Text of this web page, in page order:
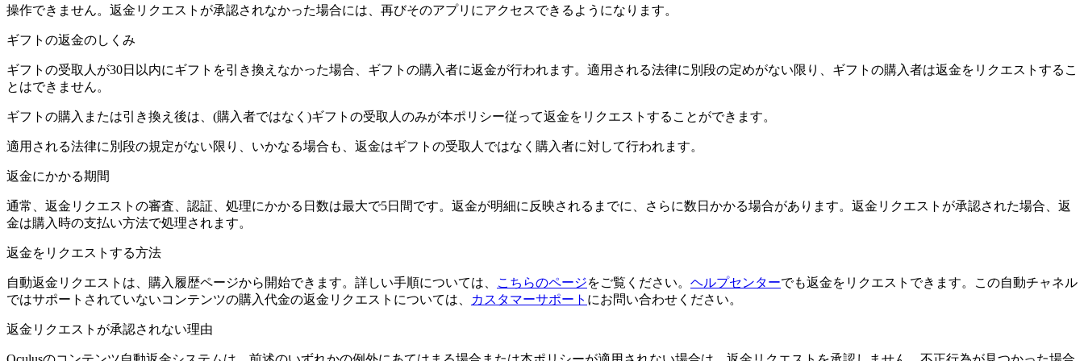
操作できません。返金リクエストが承認されなかった場合には、再びそのアプリにアクセスできるようになります。
ギフトの返金のしくみ
ギフトの受取人が30日以内にギフトを引き換えなかった場合、ギフトの購入者に返金が行われます。適用される法律に別段の定めがない限り、ギフトの購入者は返金をリクエストするこ
とはできません。
ギフトの購入または引き換え後は、(購入者ではなく)ギフトの受取人のみが本ポリシー従って返金をリクエストすることができます。
適用される法律に別段の規定がない限り、いかなる場合も、返金はギフトの受取人ではなく購入者に対して行われます。
返金にかかる期間
通常、返金リクエストの審査、認証、処理にかかる日数は最大で5日間です。返金が明細に反映されるまでに、さらに数日かかる場合があります。返金リクエストが承認された場合、返
金は購入時の支払い方法で処理されます。
返金をリクエストする方法
自動返金リクエストは、購入履歴ページから開始できます。詳しい手順については、 こちらのページをご覧ください。 ヘルプセンターでも返金をリクエストできます。この自動チャネル
ではサポートされていないコンテンツの購入代金の返金リクエストについては、
カスタマーサポート にお問い合わせください。
返金リクエストが承認されない理由